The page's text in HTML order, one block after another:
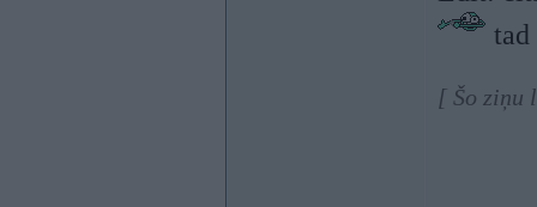
[ Šo ziņu